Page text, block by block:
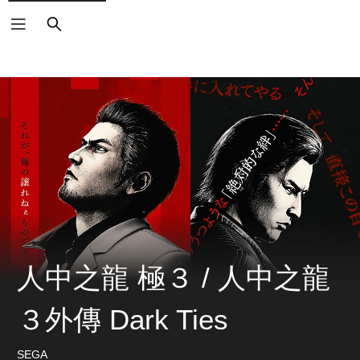
搜
尋
人中之龍 極３ / 人中之龍
３外傳 Dark Ties
SEGA